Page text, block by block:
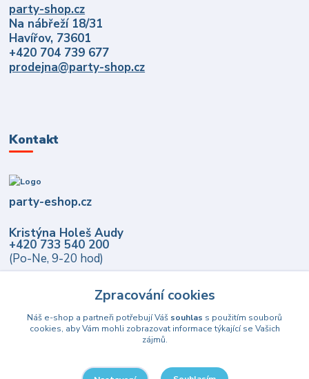
party-shop.cz
Na nábřeží 18/31
Havířov, 73601
+420 704 739 677
prodejna@party-shop.cz
Kontakt
party-eshop.cz
Kristýna Holeš Audy
+420 733 540 200
(Po-Ne, 9-20 hod)
Zpracování cookies
Náš e-shop a partneři potřebují Váš souhlas s použitím souborů
cookies, aby Vám mohli zobrazovat informace týkající se Vašich
zájmů.